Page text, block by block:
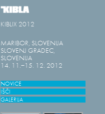
KIBLIX 2012
MARIBOR, SLOVENIJA
SLOVENJ GRADEC,
SLOVENIJA
14. 11.−15. 12. 2012
NOVICE
IŠČI
GALERIJA